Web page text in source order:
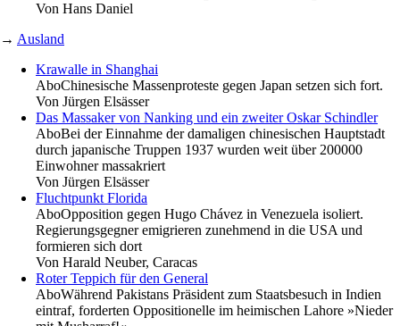
Von Hans Daniel
→ Ausland
Krawalle in Shanghai
AboChinesische Massenproteste gegen Japan setzen sich fort.
Von Jürgen Elsässer
Das Massaker von Nanking und ein zweiter Oskar Schindler
AboBei der Einnahme der damaligen chinesischen Hauptstadt
durch japanische Truppen 1937 wurden weit über 200000
Einwohner massakriert
Von Jürgen Elsässer
Fluchtpunkt Florida
AboOpposition gegen Hugo Chávez in Venezuela isoliert.
Regierungsgegner emigrieren zunehmend in die USA und
formieren sich dort
Von Harald Neuber, Caracas
Roter Teppich für den General
AboWährend Pakistans Präsident zum Staatsbesuch in Indien
eintraf, forderten Oppositionelle im heimischen Lahore »Nieder